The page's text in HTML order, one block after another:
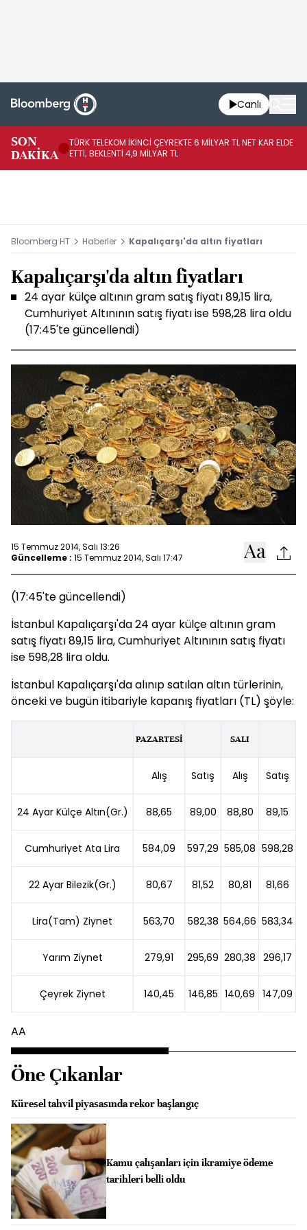
Canlı
SON
DAKİKA
TÜRK TELEKOM İKİNCİ ÇEYREKTE 6 MİLYAR TL NET KAR ELDE
ETTİ; BEKLENTİ 4,9 MİLYAR TL
Bloomberg HT Haberler Kapalıçarşı'da altın fiyatları
Kapalıçarşı'da altın fiyatları
24 ayar külçe altının gram satış fiyatı 89,15 lira,
Cumhuriyet Altınının satış fiyatı ise 598,28 lira oldu
(17:45'te güncellendi)
15 Temmuz 2014, Salı 13:26
Güncelleme : 15 Temmuz 2014, Salı 17:47
(17:45'te güncellendi)
İstanbul Kapalıçarşı'da 24 ayar külçe altının gram
satış fiyatı 89,15 lira, Cumhuriyet Altınının satış fiyatı
ise 598,28 lira oldu.
İstanbul Kapalıçarşı'da alınıp satılan altın türlerinin,
önceki ve bugün itibariyle kapanış fiyatları (TL) şöyle:
PAZARTESİ SALI
Alış Satış Alış Satış
24 Ayar Külçe Altın(Gr.) 88,65 89,00 88,80 89,15
Cumhuriyet Ata Lira 584,09 597,29 585,08 598,28
22 Ayar Bilezik(Gr.) 80,67 81,52 80,81 81,66
Lira(Tam) Ziynet 563,70 582,38 564,66 583,34
Yarım Ziynet 279,91 295,69 280,38 296,17
Çeyrek Ziynet 140,45 146,85 140,69 147,09
AA
Öne Çıkanlar
Küresel tahvil piyasasında rekor başlangıç
Kamu çalışanları için ikramiye ödeme
tarihleri belli oldu